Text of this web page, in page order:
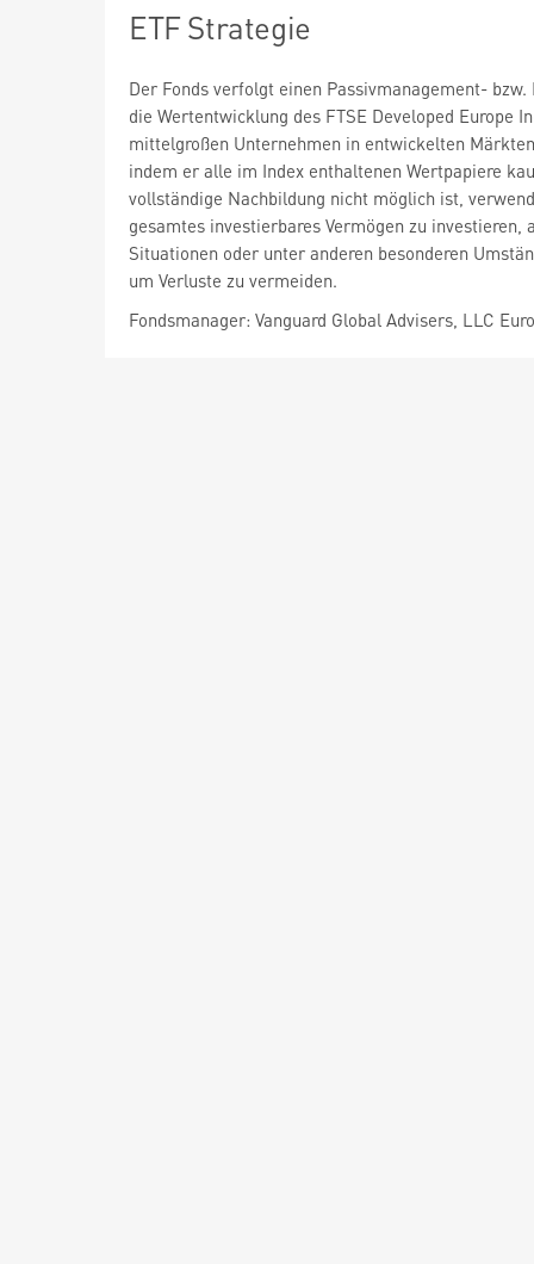
ETF Strategie
Der Fonds verfolgt einen Passivmanagement-
die Wertentwicklung des FTSE Developed Europe
mittelgroßen Unternehmen in entwickelten
indem er alle im Index enthaltenen Wertpapiere
vollständige Nachbildung nicht möglich ist,
gesamtes investierbares Vermögen zu
Situationen oder unter anderen besonderen
um Verluste zu vermeiden.
Fondsmanager: Vanguard Global Advisers, LLC